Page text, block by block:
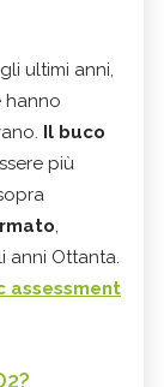
ultimi anni,
hanno
Il buco
più
,
anni Ottanta.
assessment